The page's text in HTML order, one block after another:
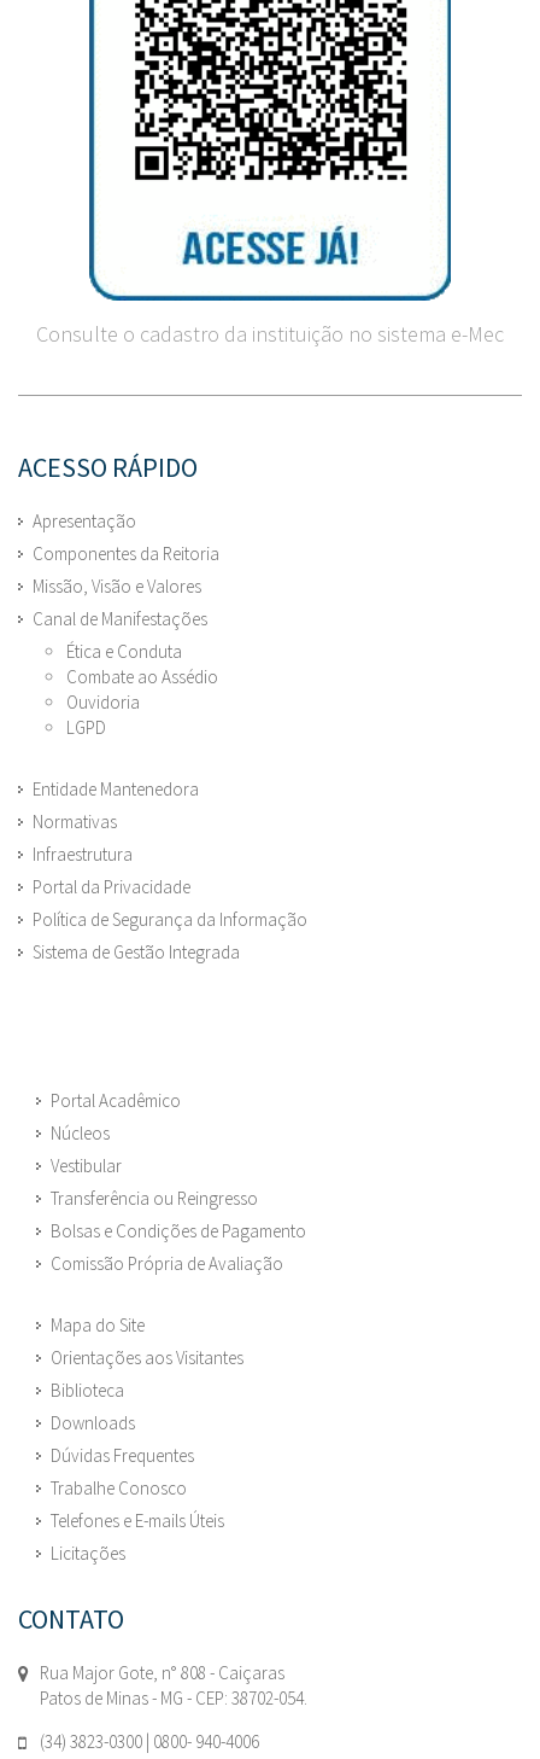
Consulte o cadastro da instituição no sistema e-Mec
ACESSO RÁPIDO
Apresentação
Componentes da Reitoria
Missão, Visão e Valores
Canal de Manifestações
Ética e Conduta
Combate ao Assédio
Ouvidoria
LGPD
Entidade Mantenedora
Normativas
Infraestrutura
Portal da Privacidade
Política de Segurança da Informação
Sistema de Gestão Integrada
Portal Acadêmico
Núcleos
Vestibular
Transferência ou Reingresso
Bolsas e Condições de Pagamento
Comissão Própria de Avaliação
Mapa do Site
Orientações aos Visitantes
Biblioteca
Downloads
Dúvidas Frequentes
Trabalhe Conosco
Telefones e E-mails Úteis
Licitações
CONTATO
Rua Major Gote, n° 808 - Caiçaras
Patos de Minas - MG - CEP: 38702-054.
(34) 3823-0300 | 0800- 940-4006